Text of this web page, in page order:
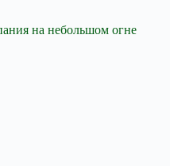
на небольшом огне